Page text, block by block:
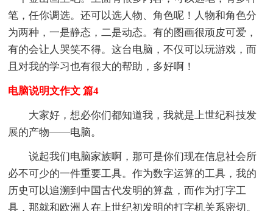
笔，任你调选。还可以选人物、角色呢！人物和角色分
为两种，一是静态，二是动态。有的图画很顽皮可爱，
有的会让人哭笑不得。这台电脑，不仅可以玩游戏，而
且对我的学习也有很大的帮助，多好啊！
电脑说明文作文 篇4
大家好，想必你们都知道我，我就是上世纪科技发
展的产物——电脑。
说起我们电脑家族啊，那可是你们现在信息社会所
必不可少的一件重要工具。作为数字运算的工具，我的
历史可以追溯到中国古代发明的算盘，而作为打字工
具，那就和欧洲人在上世纪初发明的打字机关系密切。